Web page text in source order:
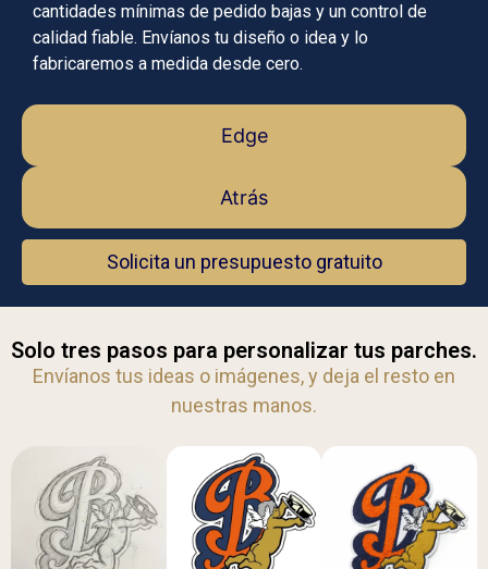
Edge
Atrás
cantidades mínimas de pedido bajas y un control de
calidad fiable. Envíanos tu diseño o idea y lo
fabricaremos a medida desde cero.
Solicita un presupuesto gratuito
Solo tres pasos para personalizar tus parches.
Envíanos tus ideas o imágenes, y deja el resto en
nuestras manos.